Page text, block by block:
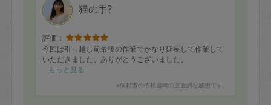
猫の手?
評価：
今回は引っ越し前最後の作業でかなり延長して作業して
いただきました。ありがとうございました。
もっと見る
※依頼者の依頼当時の主観的な感想です。